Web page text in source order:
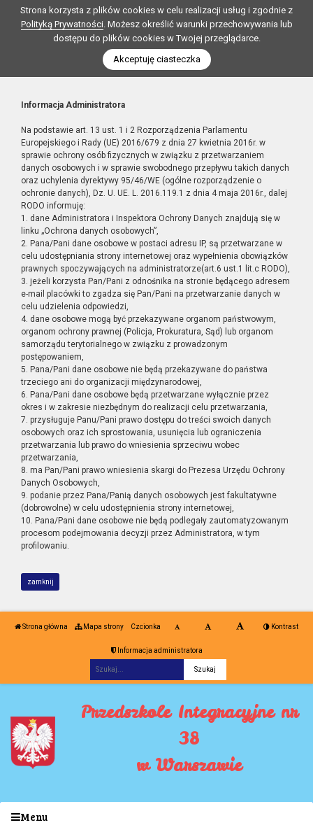
Strona korzysta z plików cookies w celu realizacji usług i zgodnie z
Polityką Prywatności. Możesz określić warunki przechowywania lub
dostępu do plików cookies w Twojej przeglądarce.
Akceptuję ciasteczka
Informacja Administratora
Na podstawie art. 13 ust. 1 i 2 Rozporządzenia Parlamentu
Europejskiego i Rady (UE) 2016/679 z dnia 27 kwietnia 2016r. w
sprawie ochrony osób fizycznych w związku z przetwarzaniem
danych osobowych i w sprawie swobodnego przepływu takich danych
oraz uchylenia dyrektywy 95/46/WE (ogólne rozporządzenie o
ochronie danych), Dz. U. UE. L. 2016.119.1 z dnia 4 maja 2016r., dalej
RODO informuję:
1. dane Administratora i Inspektora Ochrony Danych znajdują się w
linku „Ochrona danych osobowych”,
2. Pana/Pani dane osobowe w postaci adresu IP, są przetwarzane w
celu udostępniania strony internetowej oraz wypełnienia obowiązków
prawnych spoczywających na administratorze(art.6 ust.1 lit.c RODO),
3. jeżeli korzysta Pan/Pani z odnośnika na stronie będącego adresem
e-mail placówki to zgadza się Pan/Pani na przetwarzanie danych w
celu udzielenia odpowiedzi,
4. dane osobowe mogą być przekazywane organom państwowym,
organom ochrony prawnej (Policja, Prokuratura, Sąd) lub organom
samorządu terytorialnego w związku z prowadzonym
postępowaniem,
5. Pana/Pani dane osobowe nie będą przekazywane do państwa
trzeciego ani do organizacji międzynarodowej,
6. Pana/Pani dane osobowe będą przetwarzane wyłącznie przez
okres i w zakresie niezbędnym do realizacji celu przetwarzania,
7. przysługuje Panu/Pani prawo dostępu do treści swoich danych
osobowych oraz ich sprostowania, usunięcia lub ograniczenia
przetwarzania lub prawo do wniesienia sprzeciwu wobec
przetwarzania,
8. ma Pan/Pani prawo wniesienia skargi do Prezesa Urzędu Ochrony
Danych Osobowych,
9. podanie przez Pana/Panią danych osobowych jest fakultatywne
(dobrowolne) w celu udostępnienia strony internetowej,
10. Pana/Pani dane osobowe nie będą podlegały zautomatyzowanym
procesom podejmowania decyzji przez Administratora, w tym
profilowaniu.
zamknij
Strona główna Mapa strony Czcionka Kontrast
Informacja administratora
Przedszkole Integracyjne nr
38
w Warszawie
Menu